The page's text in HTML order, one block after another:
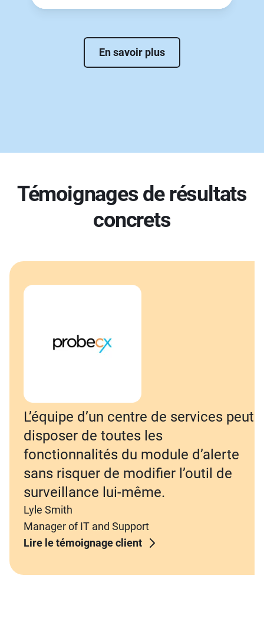
En savoir plus
Témoignages de résultats
concrets
L’équipe d’un centre de services peut
disposer de toutes les
fonctionnalités du module d’alerte
sans risquer de modifier l’outil de
surveillance lui-même.
Lyle Smith
Manager of IT and Support
Lire le témoignage client